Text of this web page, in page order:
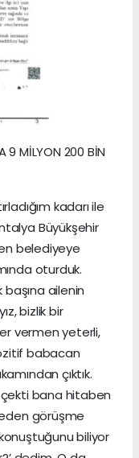
9 MİLYON 200 BİN
kadarı ile
Büyükşehir
belediyeye
oturduk.
ailenin
bizlik bir
vermen yeterli,
babacan
çıktık.
bana hitaben
görüşme
konuştuğunu biliyor